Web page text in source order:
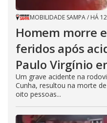
MOBILIDADE SAMPA/ HÁ
Homem morre
feridos após
Paulo Virgínio
Um grave acidente na
Cunha, resultou na morte
oito pessoas...